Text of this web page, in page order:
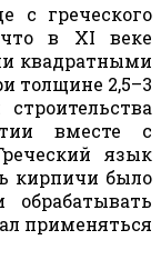
с греческого
что в XI веке
квадратными
толщине 2,5–3
вместе с
язык
кирпичи было
применяться